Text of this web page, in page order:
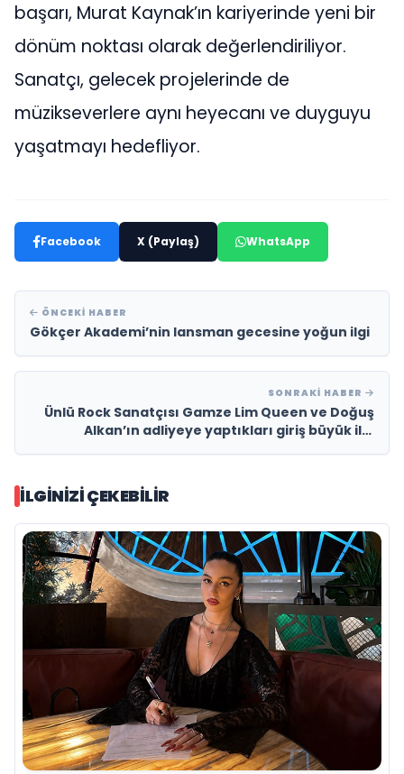
başarı, Murat Kaynak’ın kariyerinde yeni bir
dönüm noktası olarak değerlendiriliyor.
Sanatçı, gelecek projelerinde de
müzikseverlere aynı heyecanı ve duyguyu
yaşatmayı hedefliyor.
Facebook X (Paylaş) WhatsApp
ÖNCEKI HABER
Gökçer Akademi’nin lansman gecesine yoğun ilgi
SONRAKI HABER
Ünlü Rock Sanatçısı Gamze Lim Queen ve Doğuş
Alkan’ın adliyeye yaptıkları giriş büyük ilgi
İLGINIZI ÇEKEBILIR